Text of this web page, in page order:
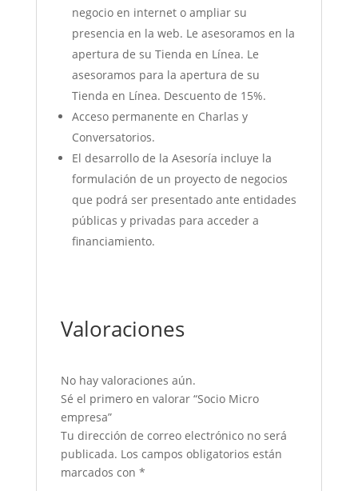
negocio en internet o ampliar su
presencia en la web. Le asesoramos en la
apertura de su Tienda en Línea. Le
asesoramos para la apertura de su
Tienda en Línea. Descuento de 15%.
Acceso permanente en Charlas y
Conversatorios.
El desarrollo de la Asesoría incluye la
formulación de un proyecto de negocios
que podrá ser presentado ante entidades
públicas y privadas para acceder a
financiamiento.
Valoraciones
No hay valoraciones aún.
Sé el primero en valorar “Socio Micro
empresa”
Tu dirección de correo electrónico no será
publicada. Los campos obligatorios están
marcados con *